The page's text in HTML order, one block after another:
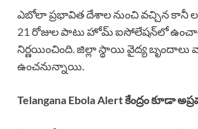
ఎబోలా ప్రభావిత దేశాల నుంచి వచ్చిన కానీ
21 రోజుల పాటు హోమ్ ఐసోలేషన్‌లో
నిర్ణయించింది. జిల్లా స్థాయి వైద్య బృందాలు
ఉంచనున్నాయి.
Telangana Ebola Alert కేంద్రం కూడా